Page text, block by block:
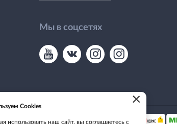
Мы в соцсетях
Мы принимаем:
×
Cookies
использовать наш сайт, вы соглашаетесь с